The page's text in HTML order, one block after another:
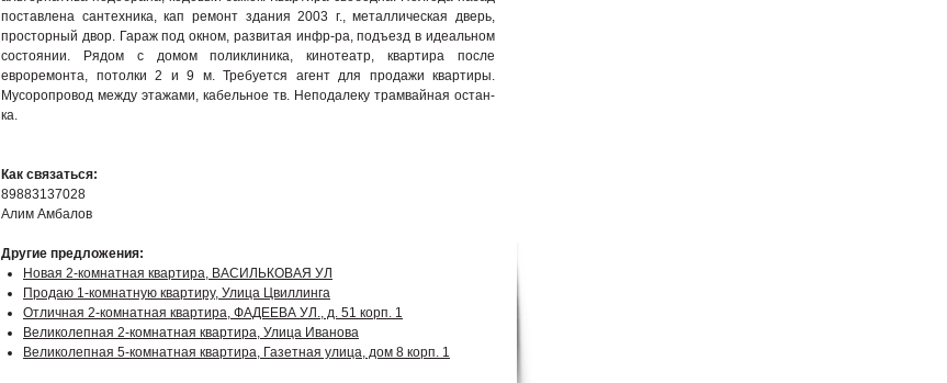
поставлена сантехника, кап ремонт здания 2003 г., металлическая дверь,
просторный двор. Гараж под окном, развитая инфр-ра, подъезд в идеальном
состоянии. Рядом с домом поликлиника, кинотеатр, квартира после
евроремонта, потолки 2 и 9 м. Требуется агент для продажи квартиры.
Мусоропровод между этажами, кабельное тв. Неподалеку трамвайная остан-
ка.
Как связаться:
89883137028
Алим Амбалов
Другие предложения:
Новая 2-комнатная квартира, ВАСИЛЬКОВАЯ УЛ
Продаю 1-комнатную квартиру, Улица Цвиллинга
Отличная 2-комнатная квартира, ФАДЕЕВА УЛ., д. 51 корп. 1
Великолепная 2-комнатная квартира, Улица Иванова
Великолепная 5-комнатная квартира, Газетная улица, дом 8 корп. 1